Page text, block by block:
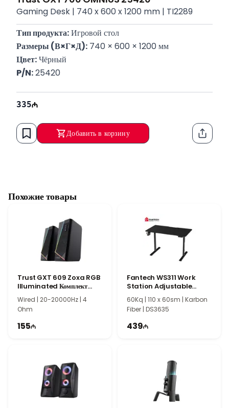
Gaming Desk | 740 x 600 x 1200 mm | TI2289
Тип продукта: Игровой стол
Размеры (В×Г×Д): 740 × 600 × 1200 мм
Цвет: Чёрный
P/N: 25420
335
Добавить в корзину
Похожие товары
Trust GXT 609 Zoxa RGB
Illuminated Комплект
Колонок 24070
Wired | 20-20000Hz | 4
Ohm
155
Fantech WS311 Work
Station Adjustable
Rising Black Desk
60Kq | 110 x 60sm | Karbon
Fiber | DS3635
439